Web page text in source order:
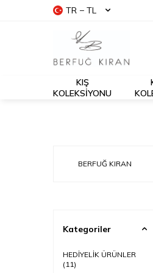
TR − TL
KIŞ
KOLEKSIYONU
BERFUĞ KIRAN
Kategoriler
HEDİYELİK ÜRÜNLER
(11)